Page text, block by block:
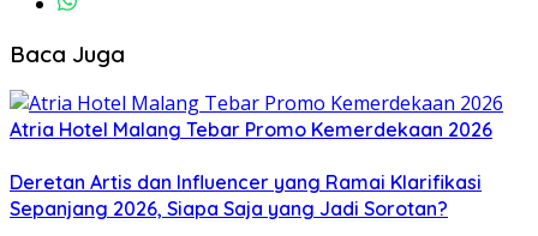
Baca Juga
Atria Hotel Malang Tebar Promo Kemerdekaan 2026
Deretan Artis dan Influencer yang Ramai Klarifikasi
Sepanjang 2026, Siapa Saja yang Jadi Sorotan?